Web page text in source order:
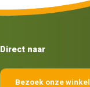
Direct naar
Bezoek onze winkel